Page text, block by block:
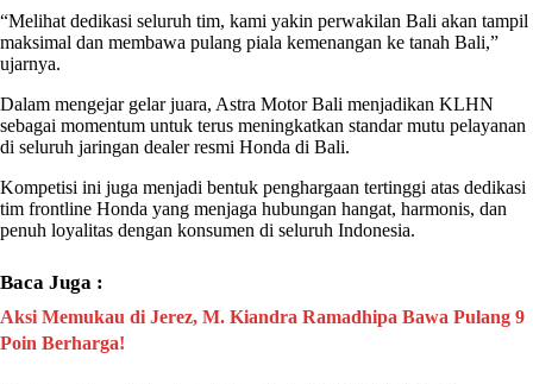
“Melihat dedikasi seluruh tim, kami yakin perwakilan Bali akan tampil
maksimal dan membawa pulang piala kemenangan ke tanah Bali,”
ujarnya.
Dalam mengejar gelar juara, Astra Motor Bali menjadikan KLHN
sebagai momentum untuk terus meningkatkan standar mutu pelayanan
di seluruh jaringan dealer resmi Honda di Bali.
Kompetisi ini juga menjadi bentuk penghargaan tertinggi atas dedikasi
tim frontline Honda yang menjaga hubungan hangat, harmonis, dan
penuh loyalitas dengan konsumen di seluruh Indonesia.
Baca Juga :
Aksi Memukau di Jerez, M. Kiandra Ramadhipa Bawa Pulang 9
Poin Berharga!